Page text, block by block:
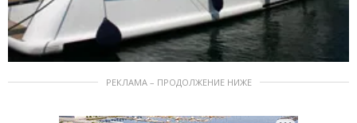
РЕКЛАМА – ПРОДОЛЖЕНИЕ НИЖЕ